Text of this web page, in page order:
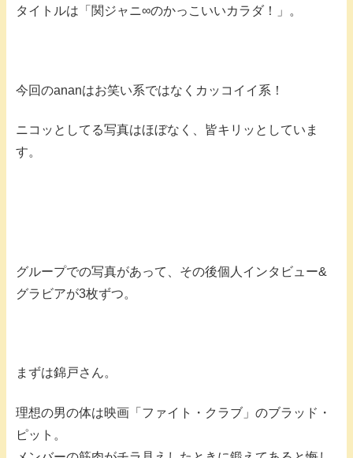
タイトルは「関ジャニ∞のかっこいいカラダ！」。
今回のananはお笑い系ではなくカッコイイ系！
ニコッとしてる写真はほぼなく、皆キリッとしていま
す。
グループでの写真があって、その後個人インタビュー&
グラビアが3枚ずつ。
まずは錦戸さん。
理想の男の体は映画「ファイト・クラブ」のブラッド・
ピット。